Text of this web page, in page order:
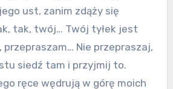
ust, zanim zdąży się
tak, twój… Twój tyłek jest
przepraszam… Nie przepraszaj,
siedź tam i przyjmij to.
ręce wędrują w górę moich